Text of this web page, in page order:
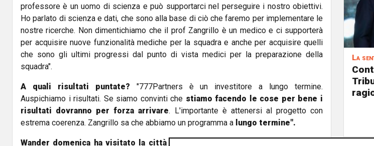
professore è un uomo di scienza e può supportarci nel perseguire i nostro obiettivi.
Ho parlato di scienza e dati, che sono alla base di ciò che faremo per implementare le
nostre ricerche. Non dimentichiamo che il prof Zangrillo è un medico e ci supporterà
per acquisire nuove funzionalità mediche per la squadra e anche per acquisire quelli
che sono gli ultimi progressi dal punto di vista medici per la preparazione della
squadra".
A quali risultati puntate? "777Partners è un investitore a lungo termine.
Auspichiamo i risultati. Se siamo convinti che stiamo facendo le cose per bene i
risultati dovranno per forza arrivare. L'importante è attenersi al progetto con
estrema coerenza. Zangrillo sa che abbiamo un programma a lungo termine".
Wander domenica ha visitato la città insieme al sindaco Marco Bucci:
La